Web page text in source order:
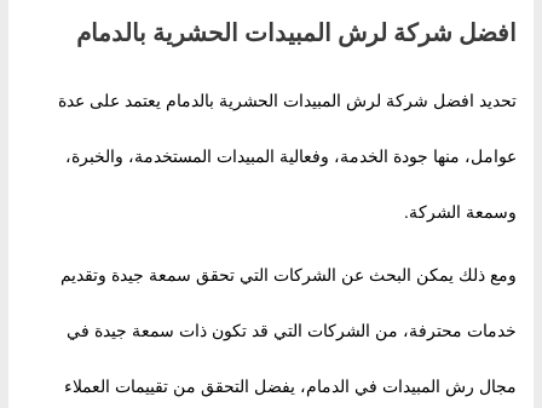
افضل شركة لرش المبيدات الحشرية بالدمام
تحديد افضل شركة لرش المبيدات الحشرية بالدمام يعتمد على عدة
عوامل، منها جودة الخدمة، وفعالية المبيدات المستخدمة، والخبرة،
وسمعة الشركة.
ومع ذلك يمكن البحث عن الشركات التي تحقق سمعة جيدة وتقديم
خدمات محترفة، من الشركات التي قد تكون ذات سمعة جيدة في
مجال رش المبيدات في الدمام، يفضل التحقق من تقييمات العملاء